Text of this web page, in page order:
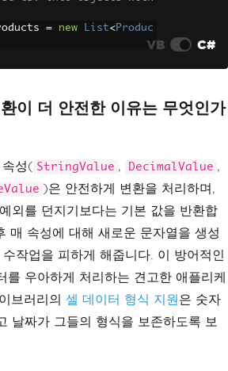
= new List<Produc
row = 2 ; row <=
shee
var product = new
Prod
Name
= sheet [$ "A{r
,
Price
sheet [$
VB C#
이 더 안전한 이유는 무엇인가
성( StringValue , DecimalValue ,
)은 안전하게 변환을 처리하며,
외를 던지기보다는 기본 값을 반환합
매 속성에 대해 새로운 문자열을 생성
작업을 피하게 해줍니다. 이 방어적인
를 우아하게 처리하는 견고한 애플리케
브러리의 셀 데이터 형식 지원 은 숫자
날짜가 그들의 형식을 보존하도록 보